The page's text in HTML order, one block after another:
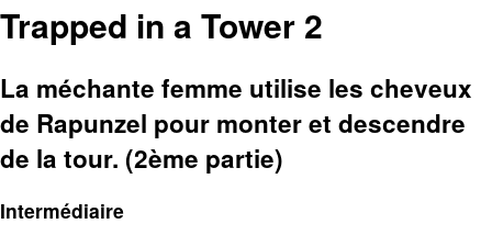
Trapped in a Tower 2
La méchante femme utilise les cheveux
de Rapunzel pour monter et descendre
de la tour. (2ème partie)
Intermédiaire